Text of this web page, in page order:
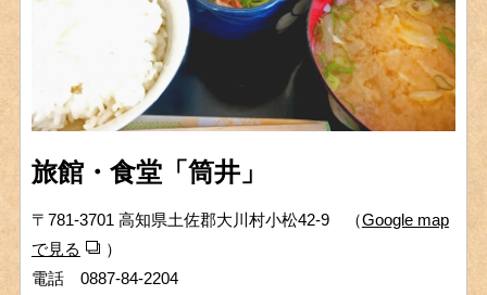
旅館・食堂「筒井」
〒781-3701 高知県土佐郡大川村小松42-9 （Google map
で見る
）
電話 0887-84-2204